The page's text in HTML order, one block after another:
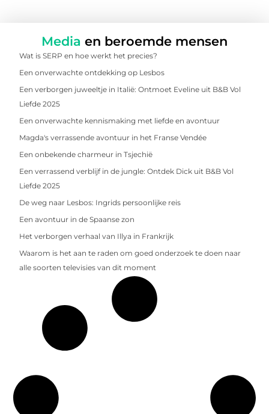
Media en beroemde mensen
Wat is SERP en hoe werkt het precies?
Een onverwachte ontdekking op Lesbos
Een verborgen juweeltje in Italië: Ontmoet Eveline uit B&B Vol
Liefde 2025
Een onverwachte kennismaking met liefde en avontuur
Magda's verrassende avontuur in het Franse Vendée
Een onbekende charmeur in Tsjechië
Een verrassend verblijf in de jungle: Ontdek Dick uit B&B Vol
Liefde 2025
De weg naar Lesbos: Ingrids persoonlijke reis
Een avontuur in de Spaanse zon
Het verborgen verhaal van Illya in Frankrijk
Waarom is het aan te raden om goed onderzoek te doen naar
alle soorten televisies van dit moment